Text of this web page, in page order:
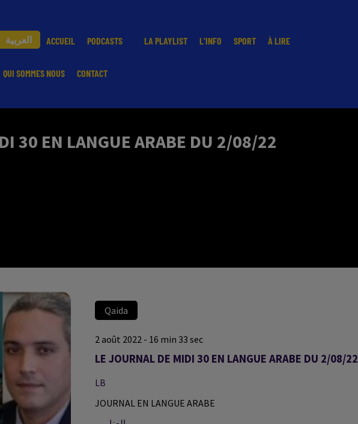
العربية ACCUEIL PODCASTS LA PLAYLIST L'INFO SPORT À LIRE
QUI SOMMES NOUS CONTACT
30 EN LANGUE ARABE DU 2/08/22
Qaida
2 août 2022 - 16 min 33 sec
LE JOURNAL DE MIDI 30 EN LANGUE ARABE DU 2/08/22
LB
JOURNAL EN LANGUE ARABE